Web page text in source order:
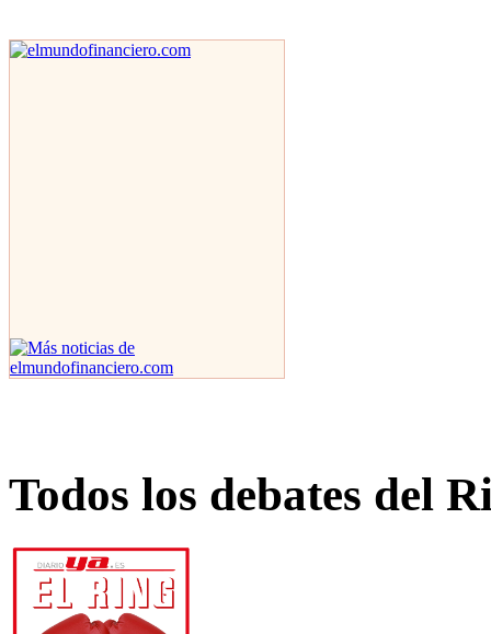
Todos los debates del